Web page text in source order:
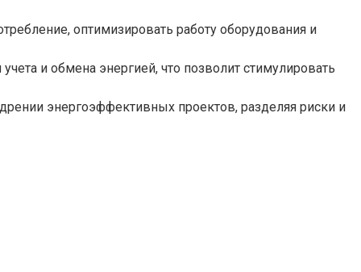
оптимизировать работу оборудования и
и обмена энергией, что позволит стимулировать
энергоэффективных проектов, разделяя риски и